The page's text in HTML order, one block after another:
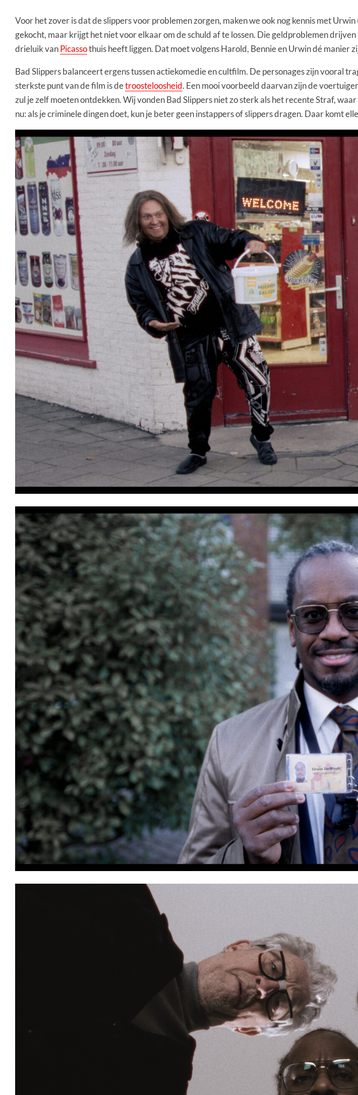
Voor het zover is dat de slippers voor problemen zorgen, maken we ook nog kennis met
gekocht, maar krijgt het niet voor elkaar om de schuld af te lossen. Die geldproblemen
drieluik vanPicassothuis heeft liggen. Dat moet volgens Harold, Bennie en Urwin dé manier
Bad Slippers balanceert ergens tussen actiekomedie en cultfilm. De personages zijn vooral
sterkste punt van de film is detroosteloosheid. Een mooi voorbeeld daarvan zijn de
zul je zelf moeten ontdekken. Wij vonden Bad Slippers niet zo sterk als het recente Straf,
nu: als je criminele dingen doet, kun je beter geen instappers of slippers dragen. Daar komt